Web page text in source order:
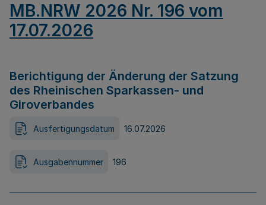
MB.NRW 2026 Nr. 196 vom
17.07.2026
Berichtigung der Änderung der Satzung
des Rheinischen Sparkassen- und
Giroverbandes
Ausfertigungsdatum 16.07.2026
Ausgabennummer 196